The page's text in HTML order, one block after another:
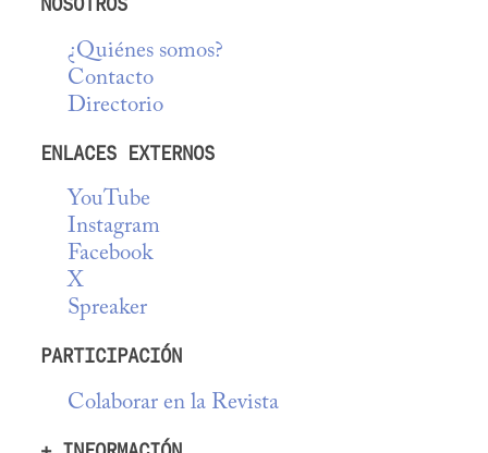
¿Quiénes somos?
Contacto
Directorio
ENLACES EXTERNOS
YouTube
Instagram
Facebook
X
Spreaker
PARTICIPACIÓN
Colaborar en la Revista